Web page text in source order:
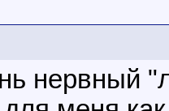
нервный